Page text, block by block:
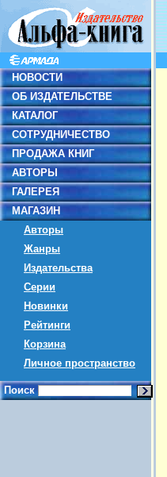
НОВОСТИ
ОБ ИЗДАТЕЛЬСТВЕ
КАТАЛОГ
СОТРУДНИЧЕСТВО
ПРОДАЖА КНИГ
АВТОРЫ
ГАЛЕРЕЯ
МАГАЗИН
Авторы
Жанры
Издательства
Серии
Новинки
Рейтинги
Корзина
Личное пространство
Поиск